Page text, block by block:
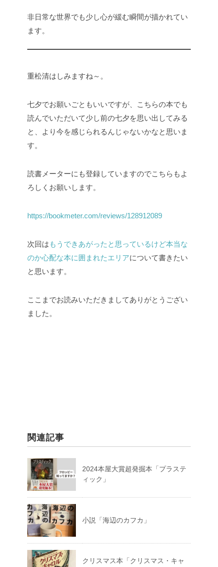
非日常な世界でも少し心が緩む瞬間が描かれてい
ます。
重松清はしみますね～。
七夕でお願いごともいいですが、こちらの本でも
読んでいただいて少し前の七夕を思い出してみる
と、より今を感じられるんじゃないかなと思いま
す。
読書メーターにも登録していますのでこちらもよ
ろしくお願いします。
https://bookmeter.com/reviews/128912089
次回は もうできあがったと思っているけど本当な
のか心配な本に囲まれたエリアについて書きたい
と思います。
ここまでお読みいただきましてありがとうござい
ました。
関連記事
2024本屋大賞超発掘本「プラステ
ィック」
小説「海辺のカフカ」
クリスマス本「クリスマス・キャ